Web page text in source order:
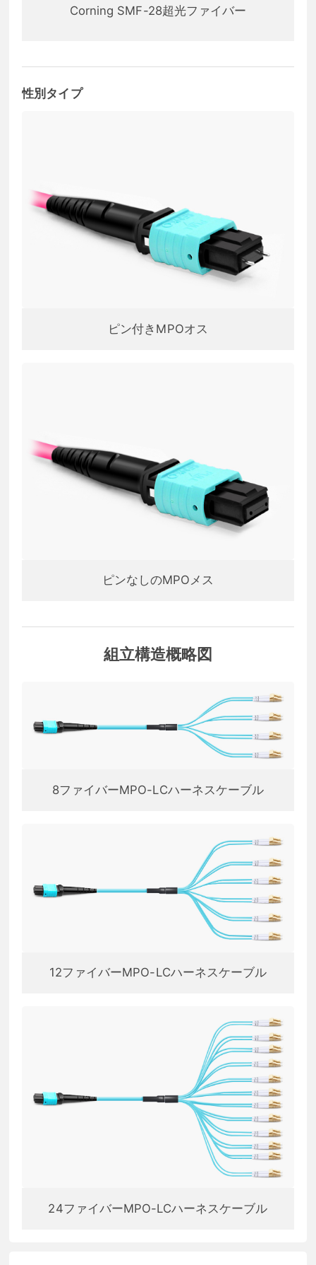
Corning SMF-28超光ファイバー
性別タイプ
ピン付きMPOオス
ピンなしのMPOメス
組立構造概略図
8ファイバーMPO-LCハーネスケーブル
12ファイバーMPO-LCハーネスケーブル
24ファイバーMPO-LCハーネスケーブル